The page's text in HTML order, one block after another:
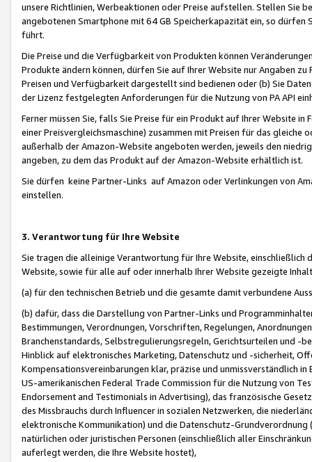
unsere Richtlinien, Werbeaktionen oder Preise aufstellen. Stellen Sie
angebotenen Smartphone mit 64 GB Speicherkapazität ein, so dürfen
führt.
Die Preise und die Verfügbarkeit von Produkten können
Produkte ändern können, dürfen Sie auf Ihrer Website nur Angaben
Preisen und Verfügbarkeit dargestellt sind bedienen oder (b) Sie
der Lizenz festgelegten Anforderungen für die Nutzung von PA API
Ferner müssen Sie, falls Sie Preise für ein Produkt auf Ihrer Website
einer Preisvergleichsmaschine) zusammen mit Preisen für das
außerhalb der Amazon-Website angeboten werden, jeweils den
angeben, zu dem das Produkt auf der Amazon-Website erhältlich ist.
Sie dürfen keine Partner-Links auf Amazon oder Verlinkungen von
einstellen.
3. Verantwortung für Ihre Website
Sie tragen die alleinige Verantwortung für Ihre Website,
Website, sowie für alle auf oder innerhalb Ihrer Website gezeigte
(a) für den technischen Betrieb und die gesamte damit verbundene
(b) dafür, dass die Darstellung von Partner-Links und
Bestimmungen, Verordnungen, Vorschriften, Regelungen,
Branchenstandards, Selbstregulierungsregeln, Gerichtsurteilen und -
Hinblick auf elektronisches Marketing, Datenschutz und -sicherheit,
Kompensationsvereinbarungen klar, präzise und unmissverständlich
US-amerikanischen Federal Trade Commission für die Nutzung von
Endorsement and Testimonials in Advertising), das französische
des Missbrauchs durch Influencer in sozialen Netzwerken, die
elektronische Kommunikation) und die Datenschutz-
natürlichen oder juristischen Personen (einschließlich aller
auferlegt werden, die Ihre Website hostet),